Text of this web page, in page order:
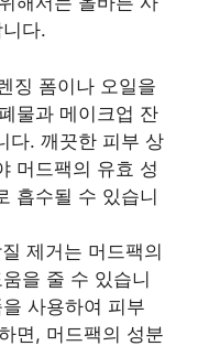
다.
징 폼이나 오일을
물과 메이크업 잔
다. 깨끗한 피부 상
머드팩의 유효 성
흡수될 수 있습니
제거는 머드팩의
을 줄 수 있습니
사용하여 피부
면, 머드팩의 성분